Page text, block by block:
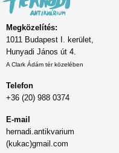
Megközelítés:
1011 Budapest I. kerület,
Hunyadi János út 4.
A Clark Ádám tér közelében
Telefon
+36 (20) 988 0374
E-mail
hernadi.antikvarium
(kukac)gmail.com